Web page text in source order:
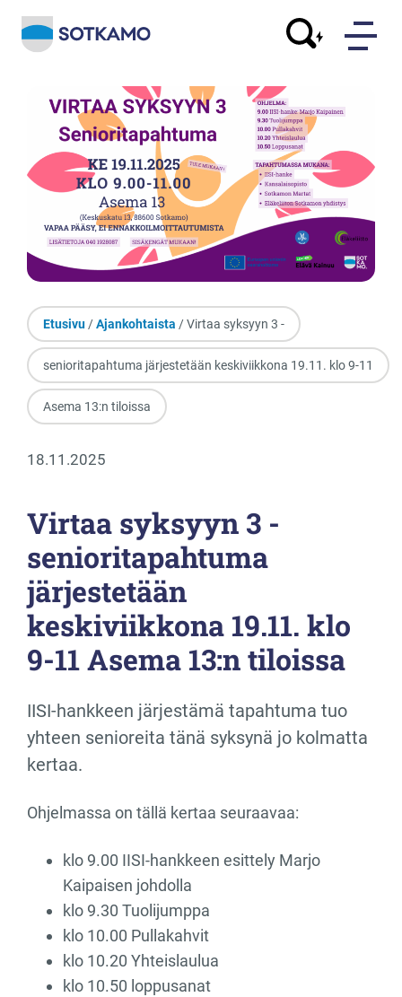
Etusivu/Ajankohtaista / Virtaa syksyyn 3 -
senioritapahtuma järjestetään keskiviikkona 19.11. klo 9-11
Asema 13:n tiloissa
18.11.2025
Virtaa syksyyn 3 -
senioritapahtuma
järjestetään
keskiviikkona 19.11. klo
9-11 Asema 13:n tiloissa
IISI-hankkeen järjestämä tapahtuma tuo
yhteen senioreita tänä syksynä jo kolmatta
kertaa.
Ohjelmassa on tällä kertaa seuraavaa:
klo 9.00 IISI-hankkeen esittely Marjo
Kaipaisen johdolla
klo 9.30 Tuolijumppa
klo 10.00 Pullakahvit
klo 10.20 Yhteislaulua
klo 10.50 loppusanat